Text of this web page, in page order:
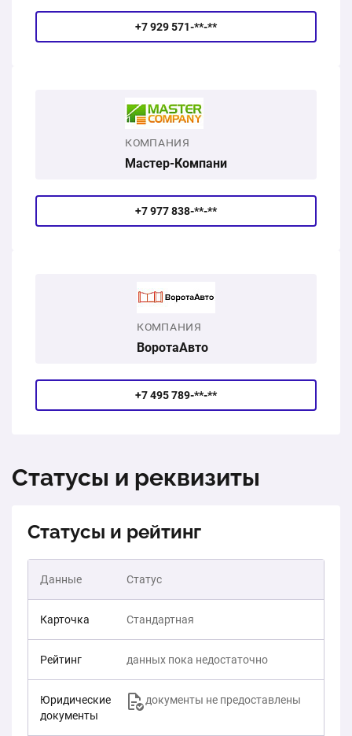
+7 929 571-**-**
КОМПАНИЯ
Мастер-Компани
+7 977 838-**-**
КОМПАНИЯ
ВоротаАвто
+7 495 789-**-**
Статусы и реквизиты
Статусы и рейтинг
Данные Статус
Карточка Стандартная
Рейтинг данных пока недостаточно
Юридические
документы
документы не предоставлены